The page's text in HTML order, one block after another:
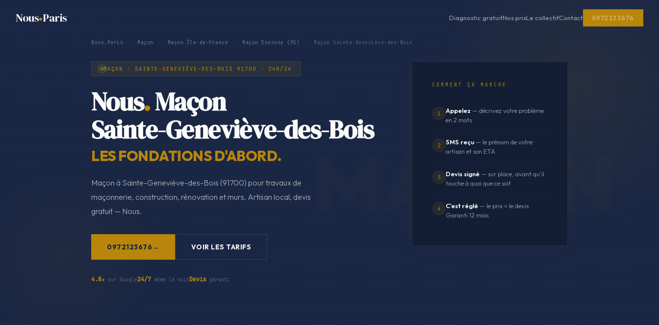
Nous Paris Diagnostic gratuitNos prixLe collectifContact 0972123676
Nous.Paris Maçon Maçon Île-de-France Maçon Essonne (91) Maçon Sainte-Geneviève-des-Bois
MAÇON · SAINTE-GENEVIÈVE-DES-BOIS 91700 · 24H/24
Nous.Maçon
Sainte-Geneviève-des-Bois
LES FONDATIONS D'ABORD.
Maçon à Sainte-Geneviève-des-Bois (91700) pour travaux de
maçonnerie, construction, rénovation et murs. Artisan local, devis
gratuit — Nous.
0972123676 VOIR LES TARIFS
4.8★ sur Google24/7 même la nuitDevis garanti
COMMENT ÇA MARCHE
1 Appelez — décrivez votre problème
en 2 mots
2 SMS reçu — le prénom de votre
artisan et son ETA
3 Devis signé — sur place, avant qu'il
touche à quoi que ce soit
4 C'est réglé — le prix = le devis.
Garanti 12 mois.